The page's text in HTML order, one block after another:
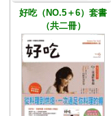
好吃（NO.5＋6）套書
（共二冊）